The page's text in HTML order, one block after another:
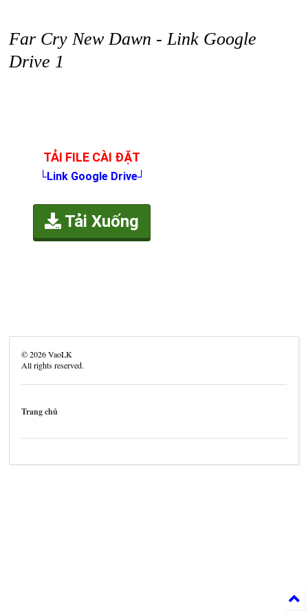
Far Cry New Dawn - Link Google
Drive 1
TẢI FILE CÀI ĐẶT
└Link Google Drive┘
Tải Xuống
©2026VaoLK
All rights reserved.
Trang chủ